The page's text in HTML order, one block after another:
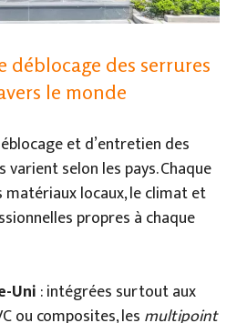
déblocage des serrures
le monde
et d’entretien des
selon les pays. Chaque
locaux, le climat et
propres à chaque
Uni : intégrées surtout aux
ou composites, les multipoint